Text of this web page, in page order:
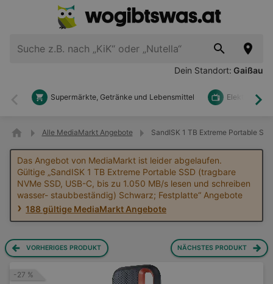
Dein Standort: Gaißau
Zurück
Supermärkte, Getränke und Lebensmittel Elektronik
Alle MediaMarkt Angebote SandISK 1 TB Extreme Portable
Das Angebot von MediaMarkt ist leider abgelaufen.
Gültige „SandISK 1 TB Extreme Portable SSD (tragbare
NVMe SSD, USB-C, bis zu 1.050 MB/s lesen und schreiben
wasser- staubbeständig) Schwarz; Festplatte“ Angebote
188 gültige MediaMarkt Angebote
VORHERIGES PRODUKT NÄCHSTES PRODUKT
-27 %